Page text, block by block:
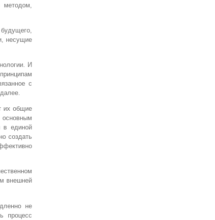
несущие
И
с
их общие
в единой
создать
внешней
не
процесс